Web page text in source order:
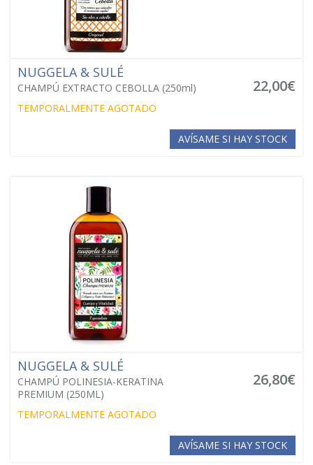
NUGGELA & SULÉ
CHAMPÚ EXTRACTO CEBOLLA (250ml) 22,00€
TEMPORALMENTE AGOTADO
AVÍSAME SI HAY STOCK
NUGGELA & SULÉ
CHAMPÚ POLINESIA-KERATINA
PREMIUM (250ML)
26,80€
TEMPORALMENTE AGOTADO
AVÍSAME SI HAY STOCK